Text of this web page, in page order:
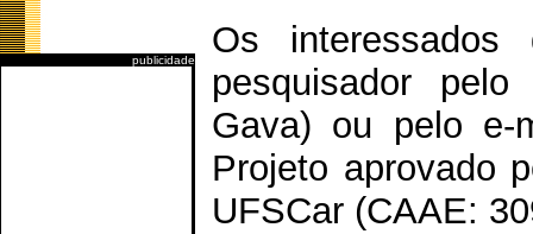
publicidade
Os
pesquisador
Gava) ou pelo
Projeto aprovado
UFSCar (CAAE: